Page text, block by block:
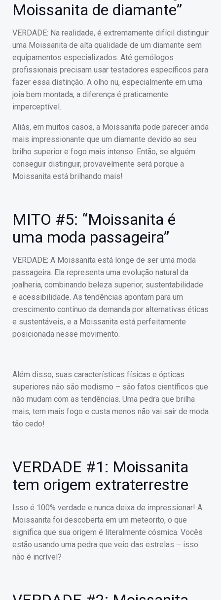
Moissanita de diamante”
VERDADE: Na realidade, é extremamente difícil distinguir
uma Moissanita de alta qualidade de um diamante sem
equipamentos especializados. Até gemólogos
profissionais precisam usar testadores específicos para
fazer essa distinção. A olho nu, especialmente em uma
joia bem montada, a diferença é praticamente
imperceptível.
Aliás, em muitos casos, a Moissanita pode parecer ainda
mais impressionante que um diamante devido ao seu
brilho superior e fogo mais intenso. Então, se alguém
conseguir distinguir, provavelmente será porque a
Moissanita está brilhando mais!
MITO #5: “Moissanita é
uma moda passageira”
VERDADE: A Moissanita está longe de ser uma moda
passageira. Ela representa uma evolução natural da
joalheria, combinando beleza superior, sustentabilidade
e acessibilidade. As tendências apontam para um
crescimento contínuo da demanda por alternativas éticas
e sustentáveis, e a Moissanita está perfeitamente
posicionada nesse movimento.
Além disso, suas características físicas e ópticas
superiores não são modismo – são fatos científicos que
não mudam com as tendências. Uma pedra que brilha
mais, tem mais fogo e custa menos não vai sair de moda
tão cedo!
VERDADE #1: Moissanita
tem origem extraterrestre
Isso é 100% verdade e nunca deixa de impressionar! A
Moissanita foi descoberta em um meteorito, o que
significa que sua origem é literalmente cósmica. Vocês
estão usando uma pedra que veio das estrelas – isso
não é incrível?